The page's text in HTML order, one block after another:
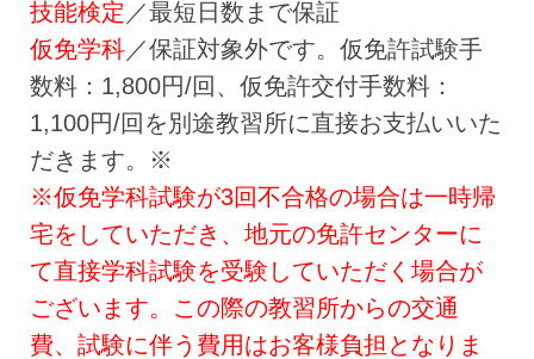
技能検定 ／最短日数まで保証
仮免学科／保証対象外です。仮免許試験手
数料：1,800円/回、仮免許交付手数料：
1,100円/回を別途教習所に直接お支払いいた
だきます。※
※仮免学科試験が3回不合格の場合は一時帰
宅をしていただき、地元の免許センターに
て直接学科試験を受験していただく場合が
ございます。この際の教習所からの交通
費、試験に伴う費用はお客様負担となりま